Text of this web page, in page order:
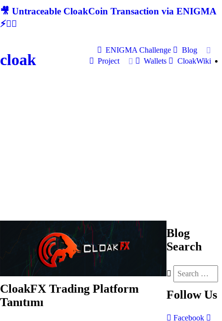
🎥 Untraceable CloakCoin Transaction via ENIGMA
⚡🕵‍♂
cloak
ENIGMA Challenge
Blog
Project
Wallets CloakWiki
CloakFX Trading Platform
Tanıtımı
Blog
Search
Follow Us
Facebook